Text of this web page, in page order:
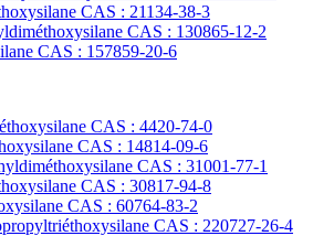
CAS : 21134-38-3
CAS : 130865-12-2
CAS : 157859-20-6
CAS : 4420-74-0
CAS : 14814-09-6
CAS : 31001-77-1
CAS : 30817-94-8
CAS : 60764-83-2
CAS : 220727-26-4